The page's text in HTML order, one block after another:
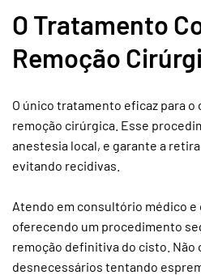
O Tratamento
Remoção
O único tratamento eficaz para
remoção cirúrgica. Esse
anestesia local, e garante a
evitando recidivas.
Atendo em consultório médico
oferecendo um procedimento
remoção definitiva do cisto. Não
desnecessários tentando